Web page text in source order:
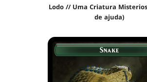
Lodo // Uma Criatura
de ajuda)